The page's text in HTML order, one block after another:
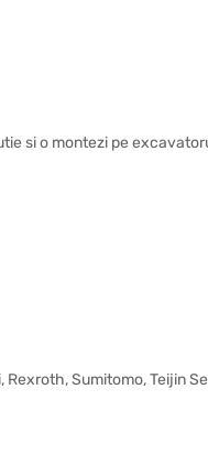
si o montezi pe
Sumitomo, Teijin